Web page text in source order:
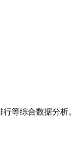
等综合数据分析。